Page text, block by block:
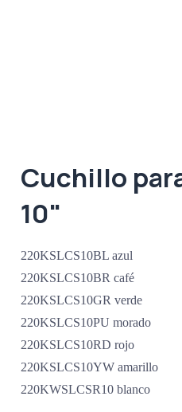
Cuchillo
10"
220KSLCS10BL azul
220KSLCS10BR café
220KSLCS10GR verde
220KSLCS10PU morado
220KSLCS10RD rojo
220KSLCS10YW amarillo
220KWSLCSR10 blanco